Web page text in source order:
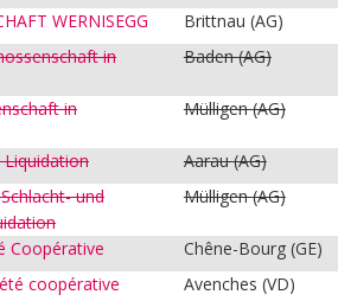
WERNISEGG
Brittnau (AG)
in
Baden(AG)
in
Mülligen(AG)
Liquidation Aarau(AG)
und
Mülligen(AG)
Coopérative Chêne-Bourg (GE)
coopérative
Avenches (VD)